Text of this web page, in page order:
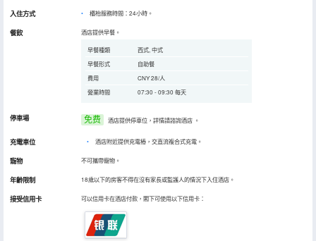
入住方式 櫃枱服務時間：24小時。
餐飲 酒店提供早餐。
早餐種類
西式, 中式
早餐形式
自助餐
費用
CNY 28/人
營業時間
07:30 - 09:30 每天
停車場 免费 酒店提供停車位，詳情請諮詢酒店 。
充電車位 • 酒店附近提供充電樁，交直流複合式充電。
寵物 不可攜帶寵物。
年齡限制 18歲以下的房客不得在沒有家長或監護人的情況下入住酒店。
接受信用卡 可以信用卡在酒店付款，閣下可使用以下信用卡：